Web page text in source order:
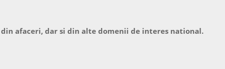
afaceri, dar si din alte domenii de interes national.